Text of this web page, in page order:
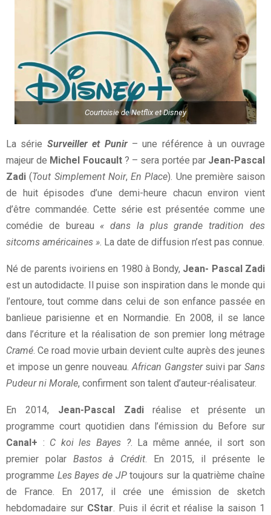
Courtoisie de Netflix et Disney
La série Surveiller et Punir– une référence à un ouvrage
majeur de Michel Foucault? – sera portée par Jean-Pascal
Zadi(Tout Simplement Noir, En Place). Une première saison
de huit épisodes d’une demi-heure chacun environ vient
d’être commandée. Cette série est présentée comme une
comédie de bureau « dans la plus grande tradition des
sitcoms américaines ». La date de diffusion n’est pas connue.
Né de parents ivoiriens en 1980 à Bondy, Jean- Pascal Zadi
est un autodidacte. Il puise son inspiration dans le monde qui
l’entoure, tout comme dans celui de son enfance passée en
banlieue parisienne et en Normandie. En 2008, il se lance
dans l’écriture et la réalisation de son premier long métrage
Cramé. Ce road movie urbain devient culte auprès des jeunes
et impose un genre nouveau.African Gangstersuivi parSans
Pudeur ni Morale, confirment son talent d’auteur-réalisateur.
En 2014, Jean-Pascal Zadiréalise et présente un
programme court quotidien dans l’émission du Before sur
Canal+ : C koi les Bayes ?. La même année, il sort son
premier polar Bastos à Crédit. En 2015, il présente le
programme Les Bayes de JPtoujours sur la quatrième chaîne
de France. En 2017, il crée une émission de sketch
hebdomadaire sur CStar. Puis il écrit et réalise la saison 1